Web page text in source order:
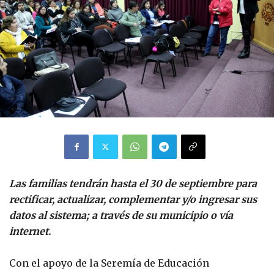
Las familias tendrán hasta el 30 de septiembre para
rectificar, actualizar, complementar y/o ingresar sus
datos al sistema; a través de su municipio o vía
internet.
Con el apoyo de la Seremía de Educación